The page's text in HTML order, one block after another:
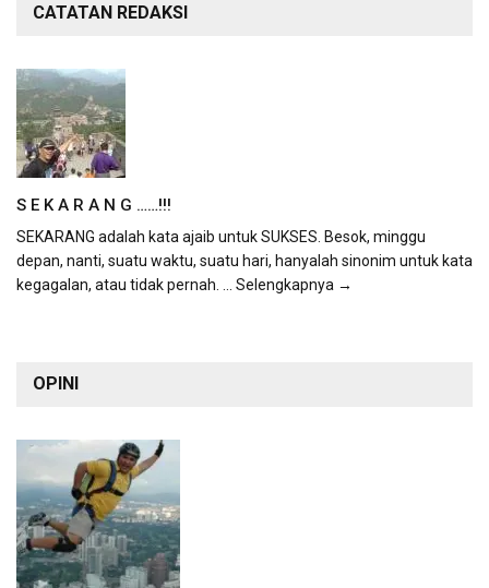
CATATAN REDAKSI
S E K A R A N G ……!!!
SEKARANG adalah kata ajaib untuk SUKSES. Besok, minggu
depan, nanti, suatu waktu, suatu hari, hanyalah sinonim untuk kata
kegagalan, atau tidak pernah. ... Selengkapnya →
OPINI